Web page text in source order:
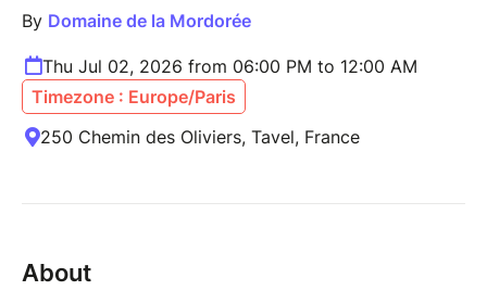
By Domaine de la Mordorée
Thu Jul 02, 2026 from 06:00 PM to 12:00 AM
Timezone : Europe/Paris
250 Chemin des Oliviers, Tavel, France
About